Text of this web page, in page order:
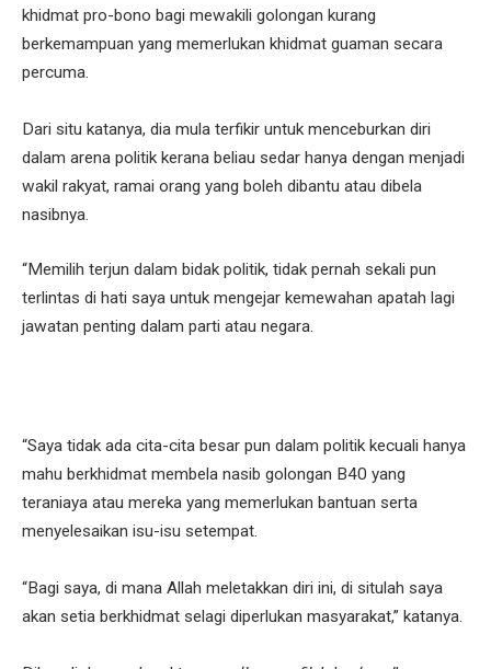
khidmat pro-bono bagi mewakili golongan kurang
berkemampuan yang memerlukan khidmat guaman secara
percuma.
Dari situ katanya, dia mula terfikir untuk menceburkan diri
dalam arena politik kerana beliau sedar hanya dengan menjadi
wakil rakyat, ramai orang yang boleh dibantu atau dibela
nasibnya.
“Memilih terjun dalam bidak politik, tidak pernah sekali pun
terlintas di hati saya untuk mengejar kemewahan apatah lagi
jawatan penting dalam parti atau negara.
“Saya tidak ada cita-cita besar pun dalam politik kecuali hanya
mahu berkhidmat membela nasib golongan B40 yang
teraniaya atau mereka yang memerlukan bantuan serta
menyelesaikan isu-isu setempat.
“Bagi saya, di mana Allah meletakkan diri ini, di situlah saya
akan setia berkhidmat selagi diperlukan masyarakat,” katanya.